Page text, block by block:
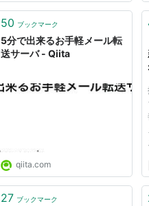
が受けられます！ 休日や夜中は
メール転送をして欲しくない。
今...
50 ブックマーク
5分で出来るお手軽メール転
送サーバ - Qiita
qiita.com
27 ブックマーク